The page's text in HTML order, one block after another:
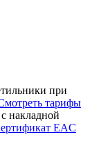
при
тарифы
накладной
EAC